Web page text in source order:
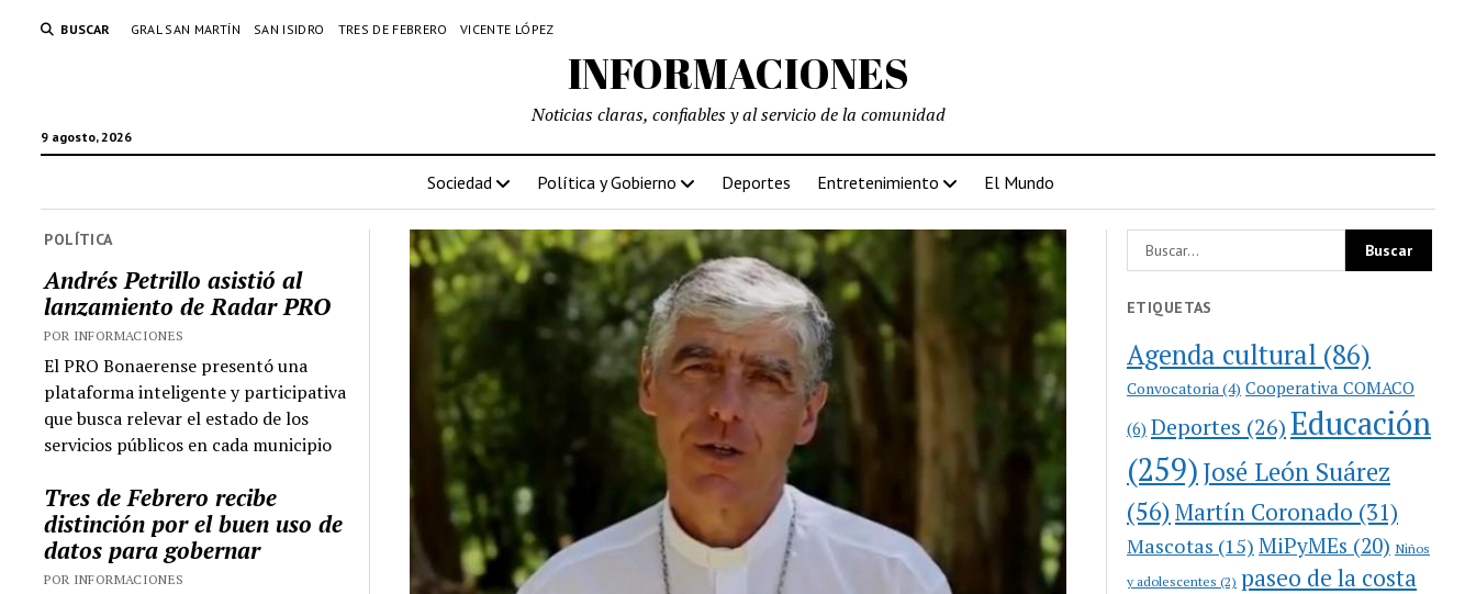
BUSCAR GRAL SAN MARTÍN SAN ISIDRO TRES DE FEBRERO VICENTE LÓPEZ
INFORMACIONES
9 agosto, 2026
Noticias claras, confiables y al servicio de la comunidad
Sociedad Política y Gobierno Deportes Entretenimiento El Mundo
POLÍTICA
Andrés Petrillo asistió al
lanzamiento de Radar PRO
POR INFORMACIONES
El PRO Bonaerense presentó una
plataforma inteligente y participativa
que busca relevar el estado de los
servicios públicos en cada municipio
Tres de Febrero recibe
distinción por el buen uso de
datos para gobernar
POR INFORMACIONES
ETIQUETAS
Agenda cultural (86)
Convocatoria (4) Cooperativa COMACO
(6) Deportes (26)Educación
(259)José León Suárez
(56)Martín Coronado (31)
Mascotas (15) MiPyMEs (20) Niños
y adolescentes (2) paseo de la costa